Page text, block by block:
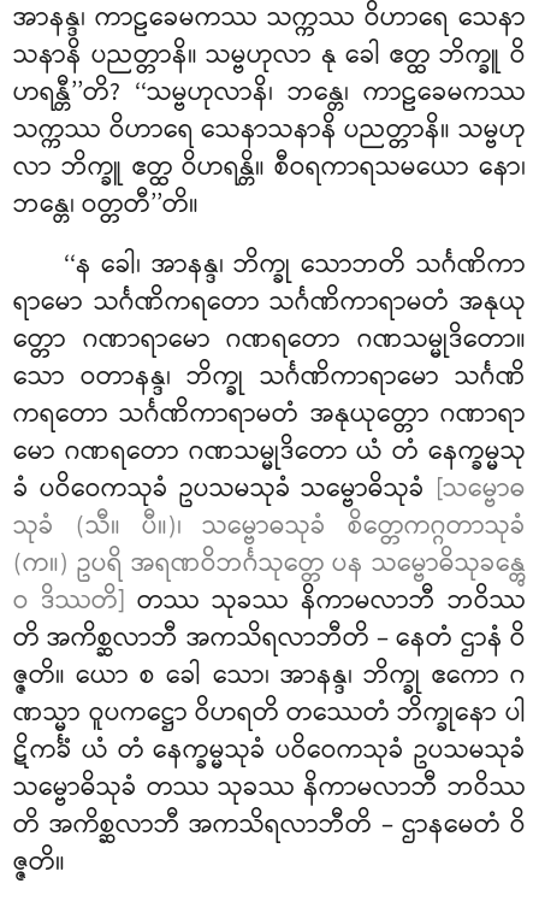
အာနန္ဒ၊ ကာဠခေမကဿ သက္ကဿ ဝိဟာရေ သေနာ
သနာနိ ပညတ္တာနိ။ သမ္ဗဟုလာ နု ခေါ ဧတ္ထ ဘိက္ခူ ဝိ
ဟရန္တီ’’တိ? ‘‘သမ္ဗဟုလာနိ၊ ဘန္တေ၊ ကာဠခေမကဿ
သက္ကဿ ဝိဟာရေ သေနာသနာနိ ပညတ္တာနိ။ သမ္ဗဟု
လာ ဘိက္ခူ ဧတ္ထ ဝိဟရန္တိ။ စီဝရကာရသမယော နော၊
ဘန္တေ၊ ဝတ္တတီ’’တိ။
‘‘န ခေါ၊ အာနန္ဒ၊ ဘိက္ခု သောဘတိ သင်္ဂဏိကာ
ရာမော သင်္ဂဏိကရတော သင်္ဂဏိကာရာမတံ အနုယု
တ္တော ဂဏာရာမော ဂဏရတော ဂဏသမ္မုဒိတော။
သော ဝတာနန္ဒ၊ ဘိက္ခု သင်္ဂဏိကာရာမော သင်္ဂဏိ
ကရတော သင်္ဂဏိကာရာမတံ အနုယုတ္တော ဂဏာရာ
မော ဂဏရတော ဂဏသမ္မုဒိတော ယံ တံ နေက္ခမ္မသု
ခံ ပဝိဝေကသုခံ ဥပသမသုခံ သမ္ဗောဓိသုခံ [သမ္ဗောဓ
သုခံ (သီ။ ပီ။)၊ သမ္ဗောဓသုခံ စိတ္တေကဂ္ဂတာသုခံ
(က။) ဥပရိ အရဏဝိဘင်္ဂသုတ္တေ ပန သမ္ဗောဓိသုခန္တွေ
ဝ ဒိဿတိ] တဿ သုခဿ နိကာမလာဘီ ဘဝိဿ
တိ အကိစ္ဆလာဘီ အကသိရလာဘီတိ – နေတံ ဌာနံ ဝိ
ဇ္ဇတိ။ ယော စ ခေါ သော၊ အာနန္ဒ၊ ဘိက္ခု ဧကော ဂ
ဏသ္မာ ဝူပကဋ္ဌော ဝိဟရတိ တဿေတံ ဘိက္ခုနော ပါ
ဋိကင်္ခံ ယံ တံ နေက္ခမ္မသုခံ ပဝိဝေကသုခံ ဥပသမသုခံ
သမ္ဗောဓိသုခံ တဿ သုခဿ နိကာမလာဘီ ဘဝိဿ
တိ အကိစ္ဆလာဘီ အကသိရလာဘီတိ – ဌာနမေတံ ဝိ
ဇ္ဇတိ။